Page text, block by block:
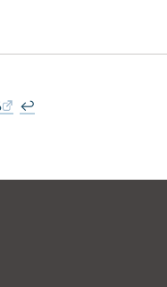
↩